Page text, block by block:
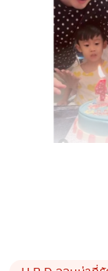
โดย อ้วน โพสต์
ออมม่าที่รัก ขอ